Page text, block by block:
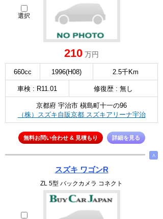
選択
210 万円
660cc 1996(H08) 2.5千Km
車検 : R11.01 修復歴 : 無し
京都府 宇治市 槇島町十一の96
（株）スズキ自販京都 スズキアリーナ宇治
無料お問い合わせ & 見積もり 詳細を見る
∧
スズキ ワゴンR
ZL 5型 バックカメラ コネクト